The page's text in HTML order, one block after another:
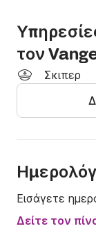
τον
Σκιπερ
Εισάγετε
Δείτε τον